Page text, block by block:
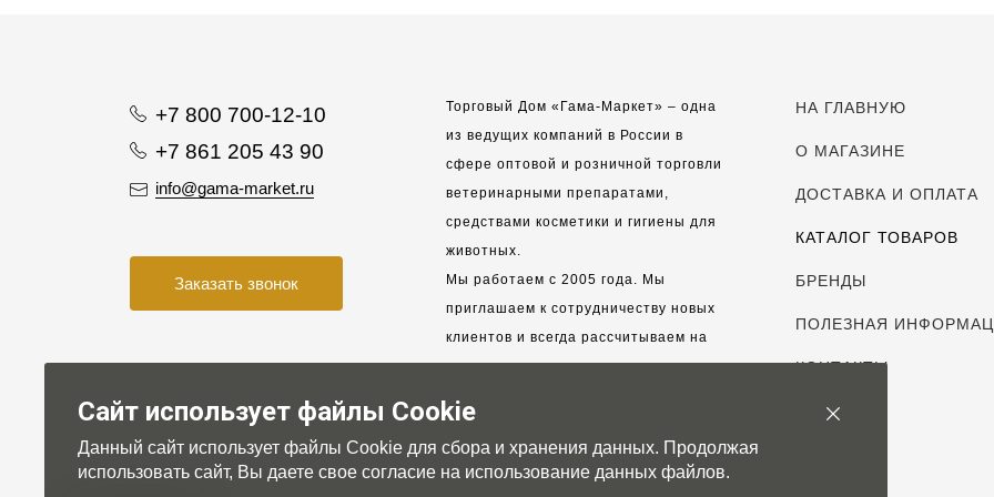
+7 800 700-12-10
+7 861 205 43 90
info@gama-market.ru
Заказать звонок
Торговый Дом «Гама-Маркет» – одна
из ведущих компаний в России в
сфере оптовой и розничной торговли
ветеринарными препаратами,
средствами косметики и гигиены для
животных.
Мы работаем с 2005 года. Мы
приглашаем к сотрудничеству новых
клиентов и всегда рассчитываем на
взаимовыгодные, долгосрочные
Для нас дорог каждый клиент!
НА ГЛАВНУЮ
О МАГАЗИНЕ
ДОСТАВКА И ОПЛАТА
КАТАЛОГ ТОВАРОВ
БРЕНДЫ
ПОЛЕЗНАЯ
КОНТАКТЫ
Сайт использует файлы Cookie
Данный сайт использует файлы Cookie для сбора и хранения данных. Продолжая
использовать сайт, Вы даете свое согласие на использование данных файлов.